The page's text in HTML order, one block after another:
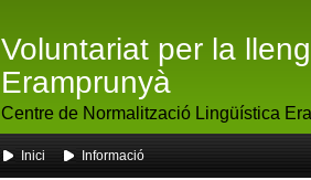
Voluntariat per la
Eramprunyà
Centre de Normalització Lingüística
Inici Informació